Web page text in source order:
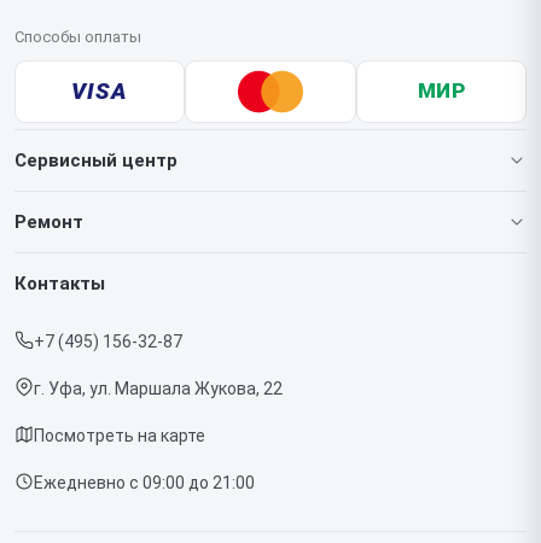
Способы оплаты
VISA МИР
Сервисный центр
О нашем сервисе
Срочный ремонт
Доставка и способы оплаты
Диагностика
Контакты
Ремонт
Игровых приставок
Контакты
+7 (495) 156-32-87
г. Уфа, ул. Маршала Жукова, 22
Посмотреть на карте
Ежедневно с 09:00 до 21:00